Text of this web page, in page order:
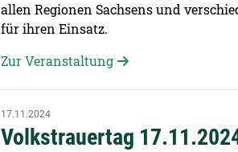
allen Regionen Sachsens und
für ihren Einsatz.
Zur Veranstaltung
Volkstrauertag
17.11.2024